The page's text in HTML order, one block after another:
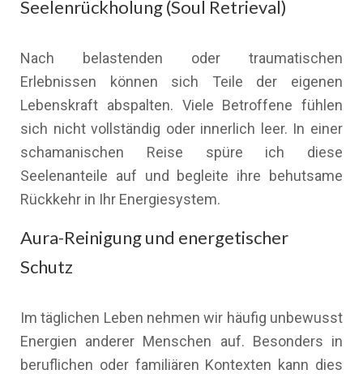
Seelenrückholung (Soul Retrieval)
Nach belastenden oder traumatischen
Erlebnissen können sich Teile der eigenen
Lebenskraft abspalten. Viele Betroffene fühlen
sich nicht vollständig oder innerlich leer. In einer
schamanischen Reise spüre ich diese
Seelenanteile auf und begleite ihre behutsame
Rückkehr in Ihr Energiesystem.
Aura-Reinigung und energetischer
Schutz
Im täglichen Leben nehmen wir häufig unbewusst
Energien anderer Menschen auf. Besonders in
beruflichen oder familiären Kontexten kann dies